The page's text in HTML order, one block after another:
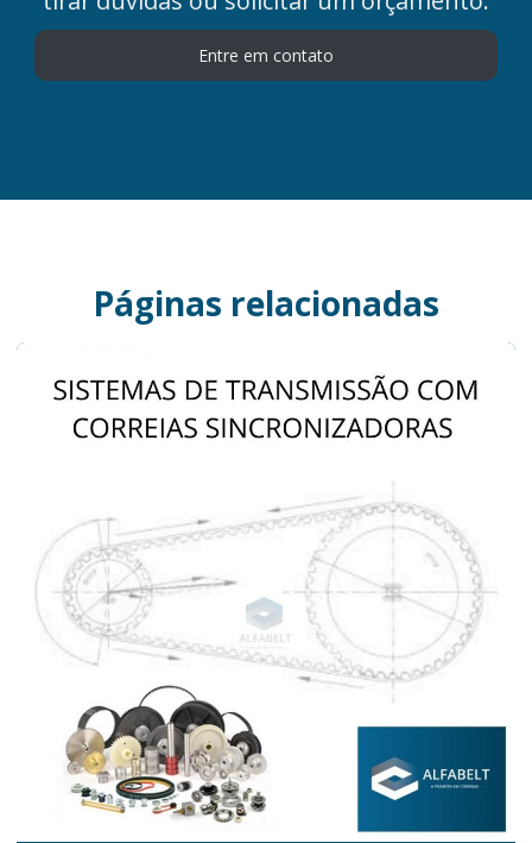
Entre em contato
Páginas relacionadas